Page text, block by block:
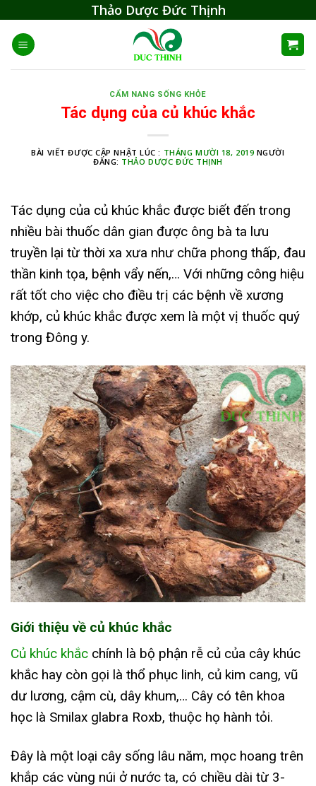
content
Thảo Dược Đức Thịnh
CẨM NANG SỐNG KHỎE
Tác dụng của củ khúc khắc
BÀI VIẾT ĐƯỢC CẬP NHẬT LÚC : THÁNG MƯỜI 18, 2019 NGƯỜI
ĐĂNG: THẢO DƯỢC ĐỨC THỊNH
Tác dụng của củ khúc khắc được biết đến trong
nhiều bài thuốc dân gian được ông bà ta lưu
truyền lại từ thời xa xưa như chữa phong thấp, đau
thần kinh tọa, bệnh vẩy nến,… Với những công hiệu
rất tốt cho việc cho điều trị các bệnh về xương
khớp, củ khúc khắc được xem là một vị thuốc quý
trong Đông y.
Giới thiệu về củ khúc khắc
Củ khúc khắc chính là bộ phận rễ củ của cây khúc
khắc hay còn gọi là thổ phục linh, củ kim cang, vũ
dư lương, cậm cù, dây khum,… Cây có tên khoa
học là Smilax glabra Roxb, thuộc họ hành tỏi.
Đây là một loại cây sống lâu năm, mọc hoang trên
khắp các vùng núi ở nước ta, có chiều dài từ 3-